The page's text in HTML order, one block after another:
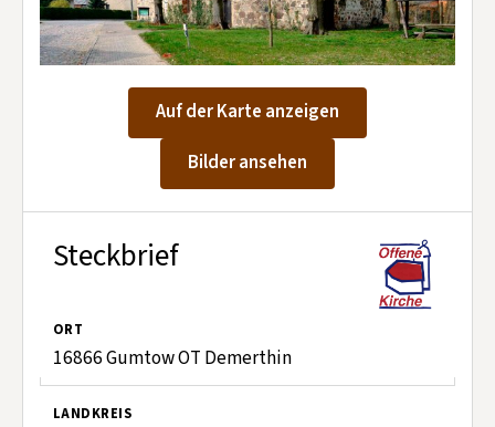
Infobrief abonnieren
Kontakt aufnehmen
Mitglied werden
Auf der Karte anzeigen
Bilder ansehen
Steckbrief
ORT
16866 Gumtow OT Demerthin
LANDKREIS